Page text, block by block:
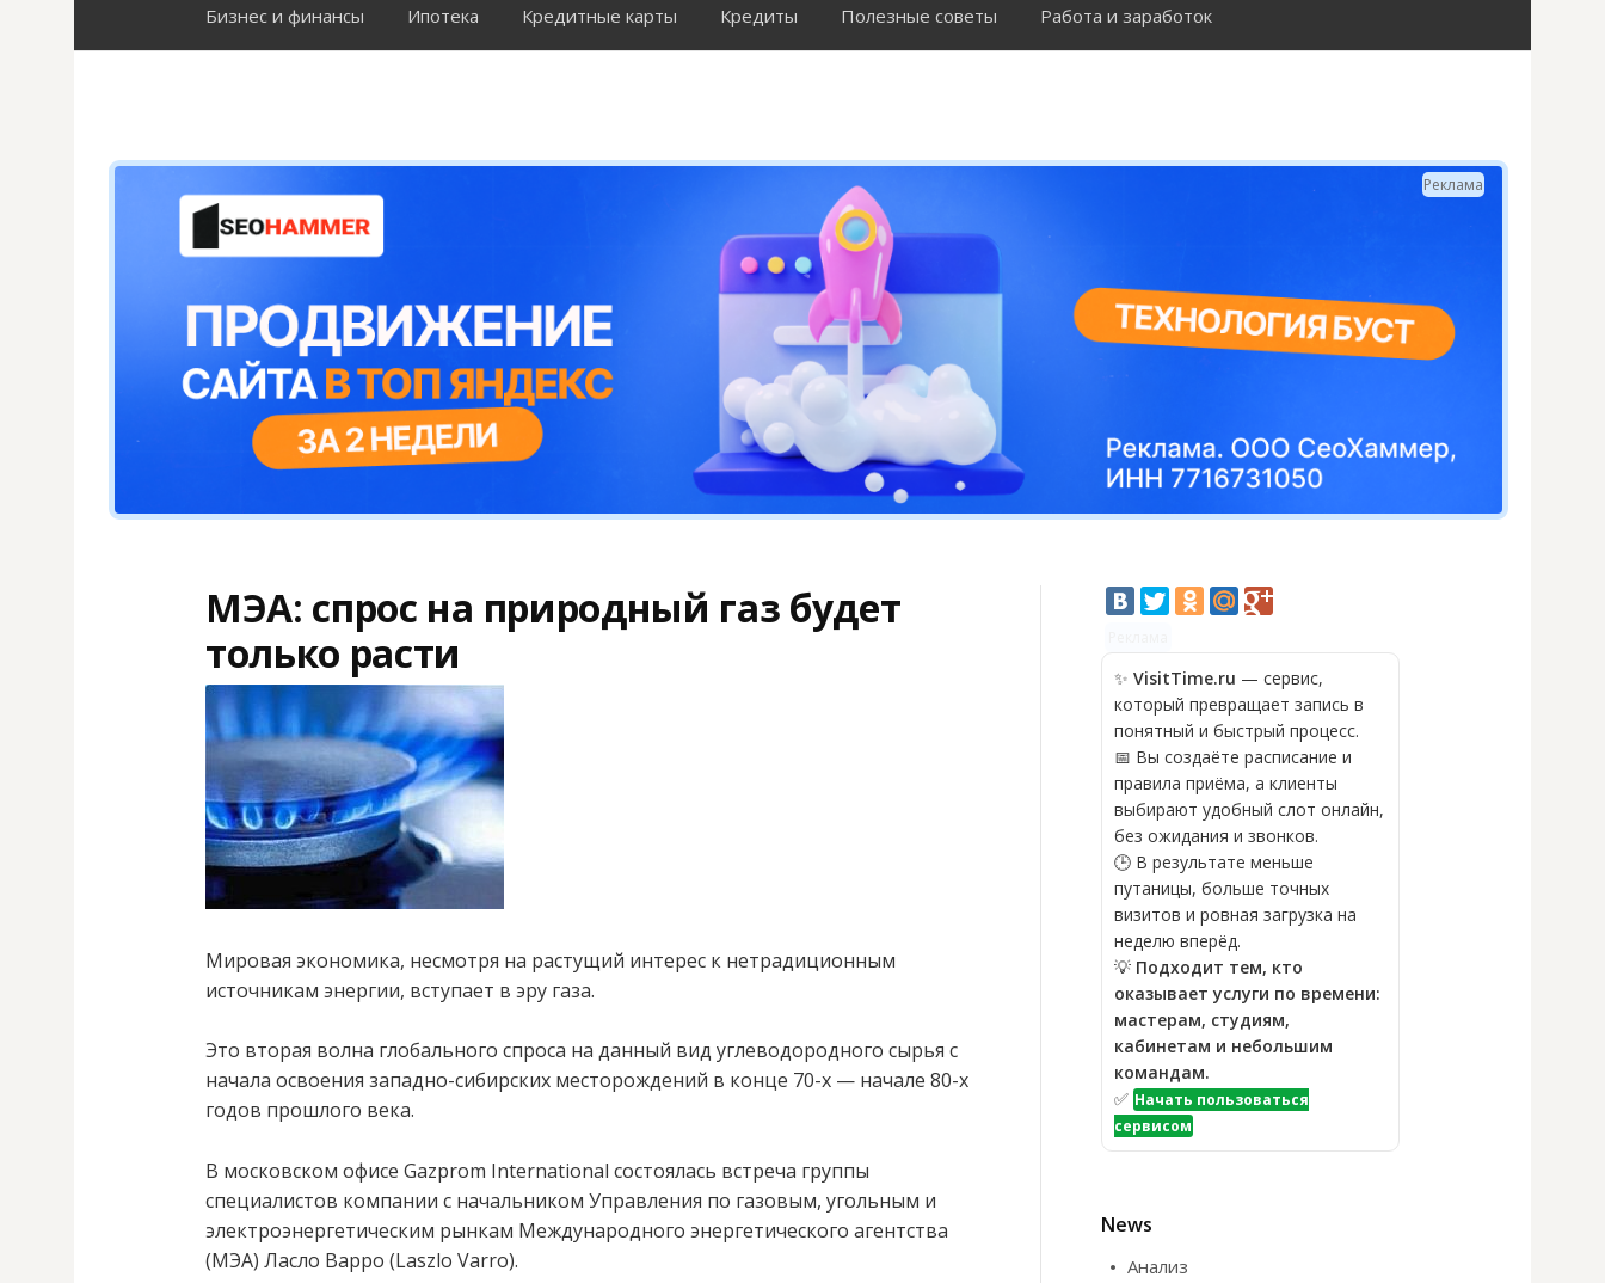
Бизнес и финансы Ипотека Кредитные карты Кредиты Полезные советы Работа и заработок
й
и
:
Реклама
МЭА: спрос на природный газ будет
только расти
Мировая экономика, несмотря на растущий интерес к нетрадиционным
источникам энергии, вступает в эру газа.
Это вторая волна глобального спроса на данный вид углеводородного сырья с
начала освоения западно-сибирских месторождений в конце 70-х — начале 80-х
годов прошлого века.
В московском офисе Gazprom International состоялась встреча группы
специалистов компании c начальником Управления по газовым, угольным и
электроэнергетическим рынкам Международного энергетического агентства
(МЭА) Ласло Варро (Laszlo Varro).
✨ VisitTime.ru — сервис,
который превращает запись в
понятный и быстрый процесс.
📅 Вы создаёте расписание и
правила приёма, а клиенты
выбирают удобный слот онлайн,
без ожидания и звонков.
🕒 В результате меньше
путаницы, больше точных
визитов и ровная загрузка на
неделю вперёд.
💡 Подходит тем, кто
оказывает услуги по времени:
мастерам, студиям,
кабинетам и небольшим
командам.
✅ Начать пользоваться
сервисом
News
Анализ